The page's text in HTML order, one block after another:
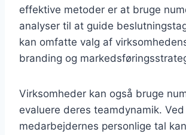
effektive metoder er at bruge
analyser til at guide
kan omfatte valg af
branding og
Virksomheder kan også bruge
evaluere deres teamdynamik.
medarbejdernes personlige tal